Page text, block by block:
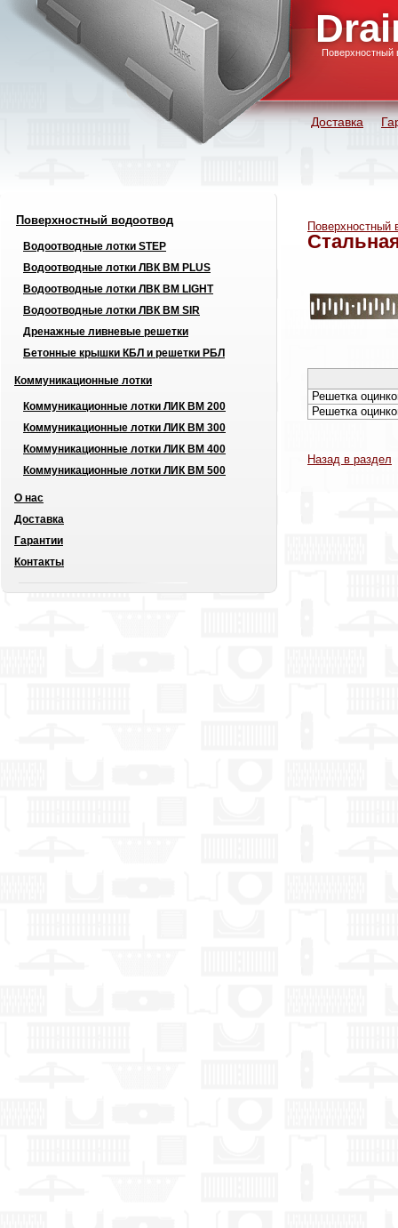
Поверхностный
Доставка
Поверхностный водоотвод
Водоотводные лотки STEP
Водоотводные лотки ЛВК ВМ PLUS
Водоотводные лотки ЛВК ВМ LIGHT
Водоотводные лотки ЛВК ВМ SIR
Дренажные ливневые решетки
Бетонные крышки КБЛ и решетки РБЛ
Коммуникационные лотки
Коммуникационные лотки ЛИК ВМ 200
Коммуникационные лотки ЛИК ВМ 300
Коммуникационные лотки ЛИК ВМ 400
Коммуникационные лотки ЛИК ВМ 500
О нас
Доставка
Гарантии
Контакты
Поверхностный
Решетка
Решетка
Назад в раздел